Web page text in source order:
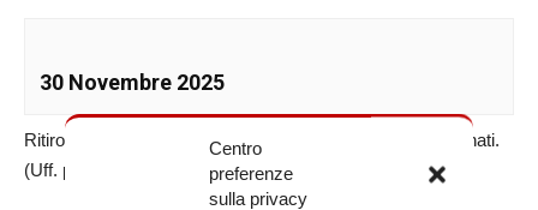
Centro
preferenze
sulla privacy
30 Novembre 2025
Ritiro spirituale d’Avvento per i docenti, SS. Quattro Coronati.
(Uff. per la Pastorale universitaria)